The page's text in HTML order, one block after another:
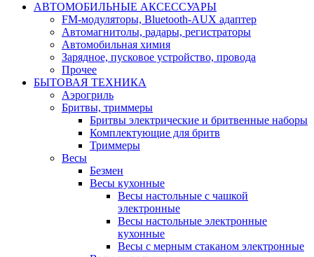
АВТОМОБИЛЬНЫЕ АКСЕССУАРЫ
FM-модуляторы, Bluetooth-AUX адаптер
Автомагнитолы, радары, регистраторы
Автомобильная химия
Зарядное, пусковое устройство, провода
Прочее
БЫТОВАЯ ТЕХНИКА
Аэрогриль
Бритвы, триммеры
Бритвы электрические и бритвенные наборы
Комплектующие для бритв
Триммеры
Весы
Безмен
Весы кухонные
Весы настольные с чашкой
электронные
Весы настольные электронные
кухонные
Весы с мерным стаканом электронные